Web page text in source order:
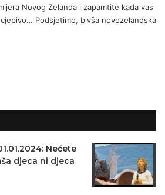
Novog Zelanda i zapamtite kada vas
Podsjetimo, bivša novozelandska
Nećete
djeca ni djeca